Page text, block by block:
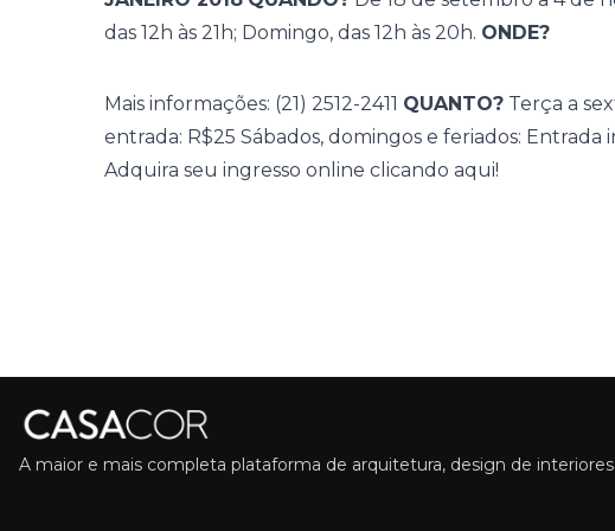
das 12h às 21h; Domingo, das 12h às 20h. ONDE?
Mais informações: (21) 2512-2411 QUANTO? Terça a
entrada: R$25 Sábados, domingos e feriados: Entrada
Adquira seu ingresso online clicando aqui!
A maior e mais completa plataforma de arquitetura, design de